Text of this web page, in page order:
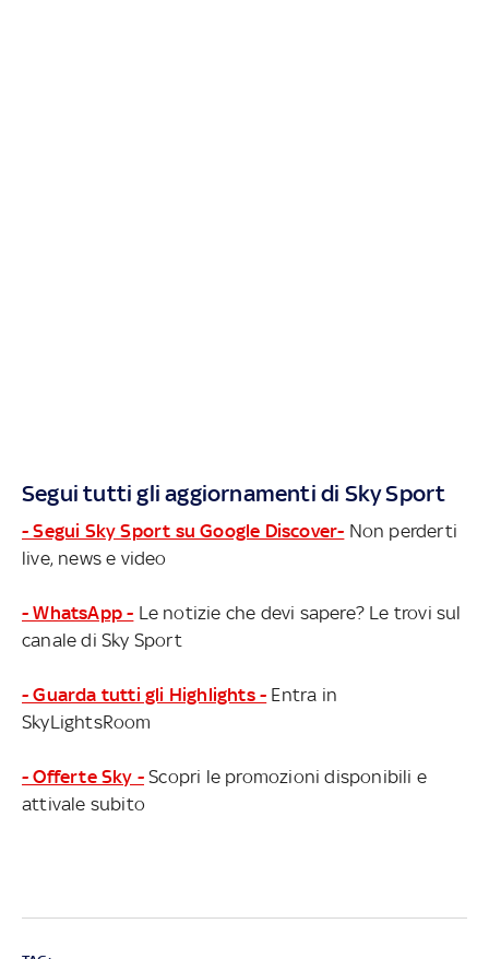
Segui tutti gli aggiornamenti di Sky Sport
- Segui Sky Sport su Google Discover- Non perderti
live, news e video
- WhatsApp - Le notizie che devi sapere? Le trovi sul
canale di Sky Sport
- Guarda tutti gli Highlights - Entra in
SkyLightsRoom
- Offerte Sky - Scopri le promozioni disponibili e
attivale subito